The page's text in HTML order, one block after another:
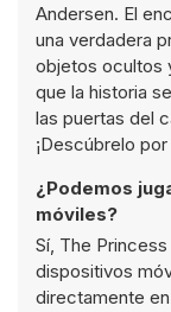
Andersen. El
una verdadera
objetos ocultos
que la historia
las puertas del
¡Descúbrelo
¿Podemos
móviles?
Sí, The
dispositivos
directamente